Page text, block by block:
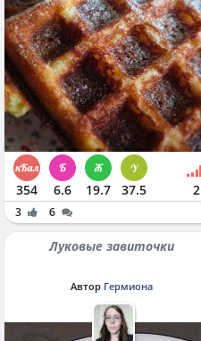
354 6.6 19.7 37.5 2
3 6
Луковые завиточки
Автор Гермиона